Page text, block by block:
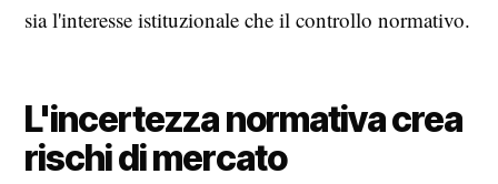
sia l'interesse istituzionale che il controllo normativo.
L'incertezza normativa crea
rischi di mercato